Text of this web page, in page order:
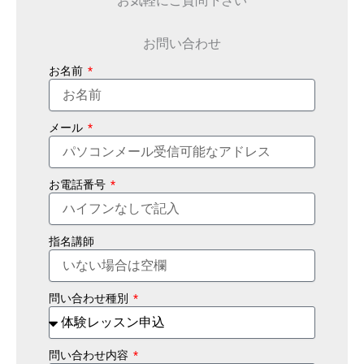
お問い合わせ
お名前
メール
お電話番号
指名講師
問い合わせ種別
問い合わせ内容